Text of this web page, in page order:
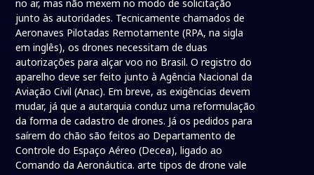
no ar, mas não mexem no modo de solicitação
junto às autoridades. Tecnicamente chamados de
Aeronaves Pilotadas Remotamente (RPA, na sigla
em inglês), os drones necessitam de duas
autorizações para alçar voo no Brasil. O registro do
aparelho deve ser feito junto à Agência Nacional da
Aviação Civil (Anac). Em breve, as exigências devem
mudar, já que a autarquia conduz uma reformulação
da forma de cadastro de drones. Já os pedidos para
saírem do chão são feitos ao Departamento de
Controle do Espaço Aéreo (Decea), ligado ao
Comando da Aeronáutica. arte tipos de drone vale